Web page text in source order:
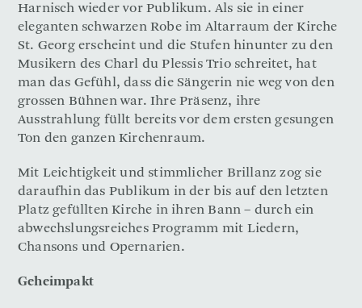
Harnisch wieder vor Publikum. Als sie in einer
eleganten schwarzen Robe im Altarraum der Kirche
St. Georg erscheint und die Stufen hinunter zu den
Musikern des Charl du Plessis Trio schreitet, hat
man das Gefühl, dass die Sängerin nie weg von den
grossen Bühnen war. Ihre Präsenz, ihre
Ausstrahlung füllt bereits vor dem ersten gesungen
Ton den ganzen Kirchenraum.
Mit Leichtigkeit und stimmlicher Brillanz zog sie
daraufhin das Publikum in der bis auf den letzten
Platz gefüllten Kirche in ihren Bann – durch ein
abwechslungsreiches Programm mit Liedern,
Chansons und Opernarien.
Geheimpakt